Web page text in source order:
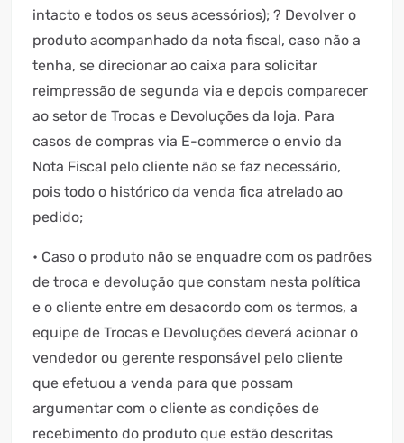
intacto e todos os seus acessórios); ? Devolver o
produto acompanhado da nota fiscal, caso não a
tenha, se direcionar ao caixa para solicitar
reimpressão de segunda via e depois comparecer
ao setor de Trocas e Devoluções da loja. Para
casos de compras via E-commerce o envio da
Nota Fiscal pelo cliente não se faz necessário,
pois todo o histórico da venda fica atrelado ao
pedido;
• Caso o produto não se enquadre com os padrões
de troca e devolução que constam nesta política
e o cliente entre em desacordo com os termos, a
equipe de Trocas e Devoluções deverá acionar o
vendedor ou gerente responsável pelo cliente
que efetuou a venda para que possam
argumentar com o cliente as condições de
recebimento do produto que estão descritas